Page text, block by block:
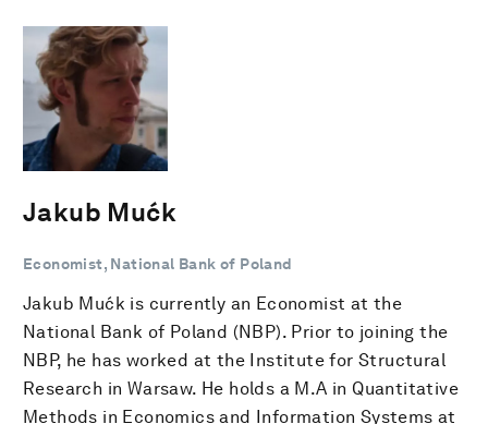
Jakub Mućk
Economist, National Bank of Poland
Jakub Mućk is currently an Economist at the
National Bank of Poland (NBP). Prior to joining the
NBP, he has worked at the Institute for Structural
Research in Warsaw. He holds a M.A in Quantitative
Methods in Economics and Information Systems at